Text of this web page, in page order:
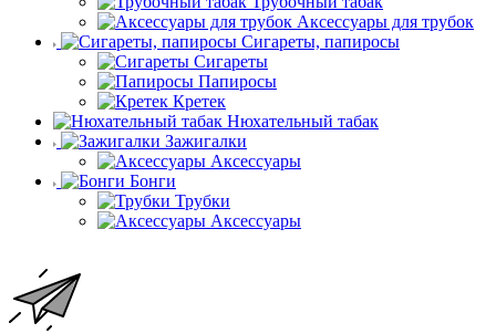
Аксессуары для трубок
Сигареты, папиросы
Сигареты
Папиросы
Кретек
Нюхательный табак
Зажигалки
Аксессуары
Бонги
Трубки
Аксессуары